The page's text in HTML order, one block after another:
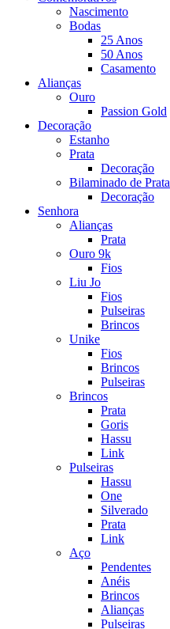
Nascimento
Bodas
25 Anos
50 Anos
Casamento
Alianças
Ouro
Passion Gold
Decoração
Estanho
Prata
Decoração
Bilaminado de Prata
Decoração
Senhora
Alianças
Prata
Ouro 9k
Fios
Liu Jo
Fios
Pulseiras
Brincos
Unike
Fios
Brincos
Pulseiras
Brincos
Prata
Goris
Hassu
Link
Pulseiras
Hassu
One
Silverado
Prata
Link
Aço
Pendentes
Anéis
Brincos
Alianças
Pulseiras